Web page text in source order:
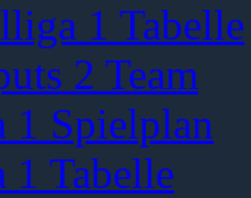
1 Tabelle
2 Team
1 Spielplan
1 Tabelle